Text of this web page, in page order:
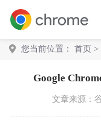
您当前位置： 首页 >
Google
文章来源：